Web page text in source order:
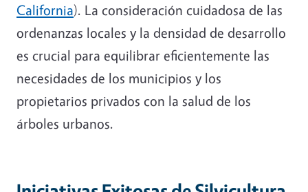
California). La consideración cuidadosa de las
ordenanzas locales y la densidad de desarrollo
es crucial para equilibrar eficientemente las
necesidades de los municipios y los
propietarios privados con la salud de los
árboles urbanos.